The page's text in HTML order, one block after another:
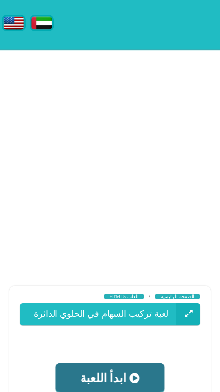
الصفحة الرئيسية / العاب HTML5
لعبة تركيب السهام في الحلوي الدائرة
ابدأ اللعبة